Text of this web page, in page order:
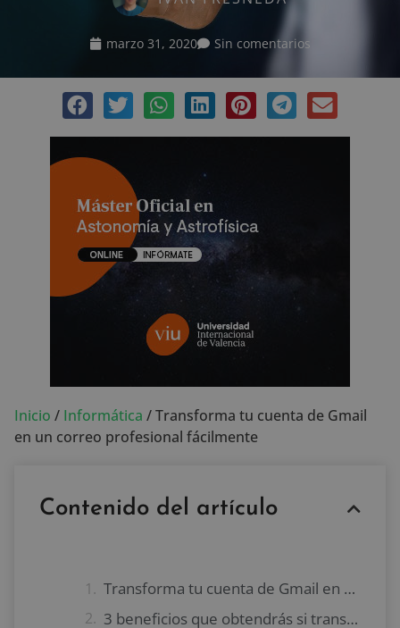
marzo 31, 2020 Sin comentarios
Inicio / Informática /Transforma tu cuenta de Gmail
en un correo profesional fácilmente
Contenido del artículo
Transforma tu cuenta de Gmail en un correo profesional de forma sencilla
3 beneficios que obtendrás si transformas tu cuenta de Gmail en un correo profesional